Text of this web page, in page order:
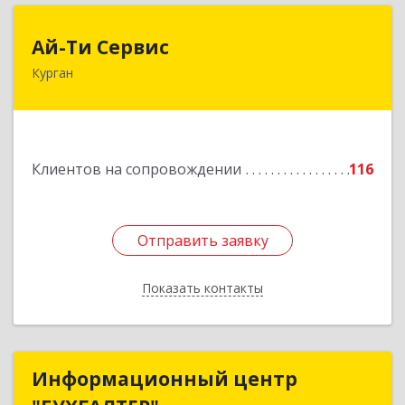
Ай-Ти Сервис
Курган
Клиентов на сопровождении 116
Отправить заявку
Показать контакты
Отправить заявку
Назад
Информационный центр
Информационный центр